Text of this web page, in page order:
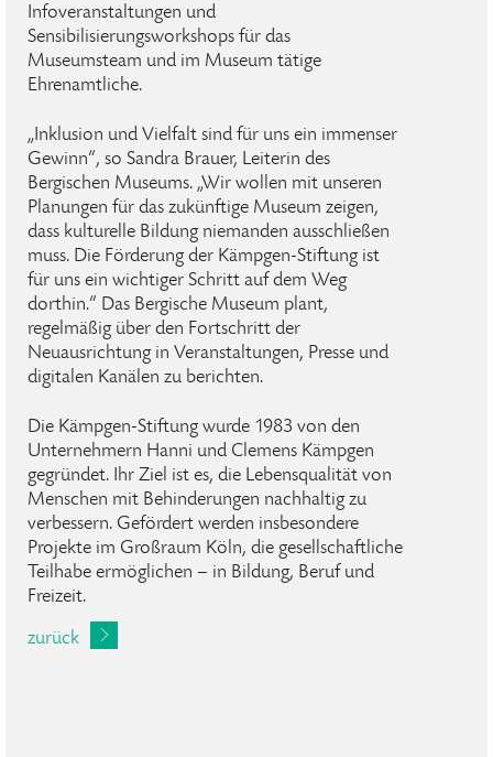
Infoveranstaltungen und
Sensibilisierungsworkshops für das
Museumsteam und im Museum tätige
Ehrenamtliche.
„Inklusion und Vielfalt sind für uns ein immenser
Gewinn“, so Sandra Brauer, Leiterin des
Bergischen Museums. „Wir wollen mit unseren
Planungen für das zukünftige Museum zeigen,
dass kulturelle Bildung niemanden ausschließen
muss. Die Förderung der Kämpgen-Stiftung ist
für uns ein wichtiger Schritt auf dem Weg
dorthin.“ Das Bergische Museum plant,
regelmäßig über den Fortschritt der
Neuausrichtung in Veranstaltungen, Presse und
digitalen Kanälen zu berichten.
Die Kämpgen-Stiftung wurde 1983 von den
Unternehmern Hanni und Clemens Kämpgen
gegründet. Ihr Ziel ist es, die Lebensqualität von
Menschen mit Behinderungen nachhaltig zu
verbessern. Gefördert werden insbesondere
Projekte im Großraum Köln, die gesellschaftliche
Teilhabe ermöglichen – in Bildung, Beruf und
Freizeit.
zurück